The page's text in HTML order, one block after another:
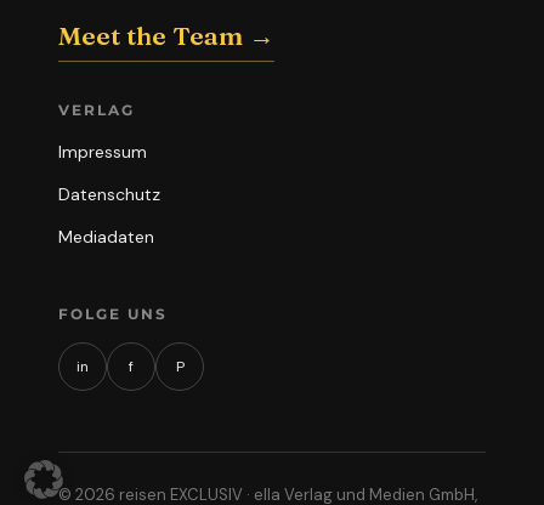
Meet the Team →
VERLAG
Impressum
Datenschutz
Mediadaten
FOLGE UNS
in f P
© 2026 reisen EXCLUSIV · ella Verlag und Medien GmbH,